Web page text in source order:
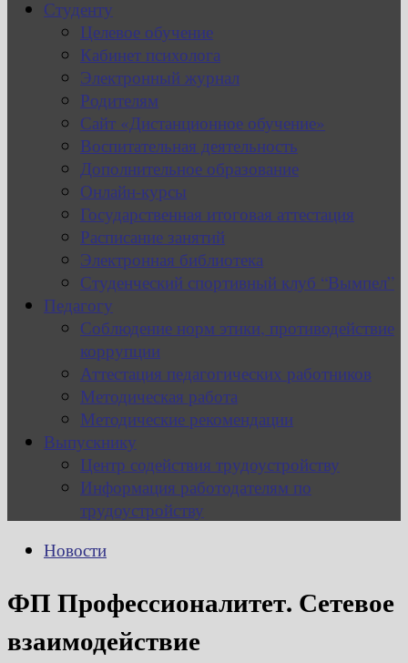
Студенту
Целевое обучение
Кабинет психолога
Электронный журнал
Родителям
Сайт «Дистанционное обучение»
Воспитательная деятельность
Дополнительное образование
Онлайн-курсы
Государственная итоговая аттестация
Расписание занятий
Электронная библиотека
Студенческий спортивный клуб “Вымпел”
Педагогу
Соблюдение норм этики, противодействие
коррупции
Аттестация педагогических работников
Методическая работа
Методические рекомендации
Выпускнику
Центр содействия трудоустройству
Информация работодателям по
трудоустройству
Новости
ФП Профессионалитет. Сетевое
взаимодействие